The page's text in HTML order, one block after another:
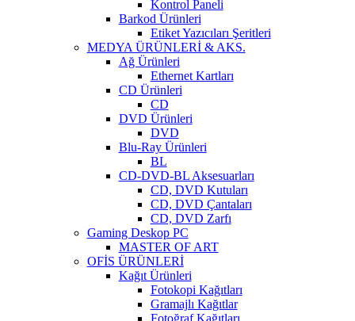
Kontrol Paneli
Barkod Ürünleri
Etiket Yazıcıları Şeritleri
MEDYA ÜRÜNLERİ & AKS.
Ağ Ürünleri
Ethernet Kartları
CD Ürünleri
CD
DVD Ürünleri
DVD
Blu-Ray Ürünleri
BL
CD-DVD-BL Aksesuarları
CD, DVD Kutuları
CD, DVD Çantaları
CD, DVD Zarfı
Gaming Deskop PC
MASTER OF ART
OFİS ÜRÜNLERİ
Kağıt Ürünleri
Fotokopi Kağıtları
Gramajlı Kağıtlar
Fotoğraf Kağıtları